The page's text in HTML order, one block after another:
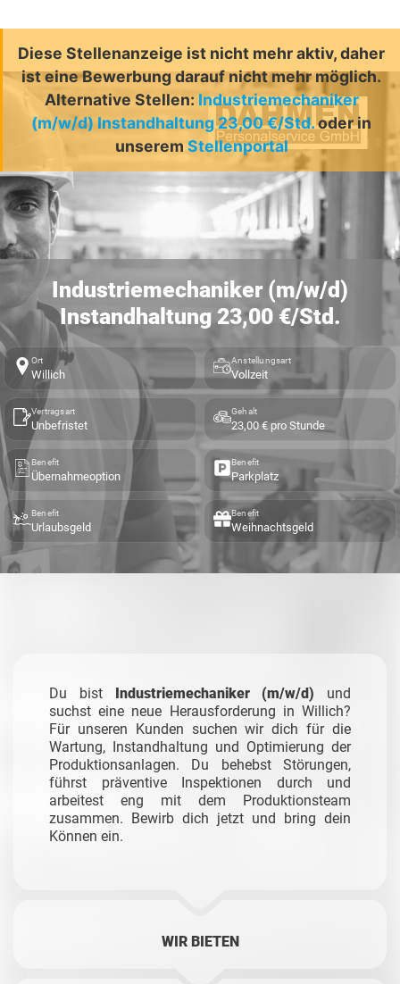
Diese Stellenanzeige ist nicht mehr aktiv, daher
ist eine Bewerbung darauf nicht mehr möglich.
Alternative Stellen: Industriemechaniker
(m/w/d) Instandhaltung 23,00 €/Std.oder in
unserem Stellenportal
Industriemechaniker (m/w/d)
Instandhaltung 23,00 €/Std.
Ort
Willich
Anstellungsart
Vollzeit
Vertragsart
Unbefristet
Gehalt
23,00 € pro Stunde
Benefit
Übernahmeoption
Benefit
Parkplatz
Benefit
Urlaubsgeld
Benefit
Weihnachtsgeld
Du bist Industriemechaniker (m/w/d) und
suchst eine neue Herausforderung in Willich?
Für unseren Kunden suchen wir dich für die
Wartung, Instandhaltung und Optimierung der
Produktionsanlagen. Du behebst Störungen,
führst präventive Inspektionen durch und
arbeitest eng mit dem Produktionsteam
zusammen. Bewirb dich jetzt und bring dein
Können ein.
WIR BIETEN